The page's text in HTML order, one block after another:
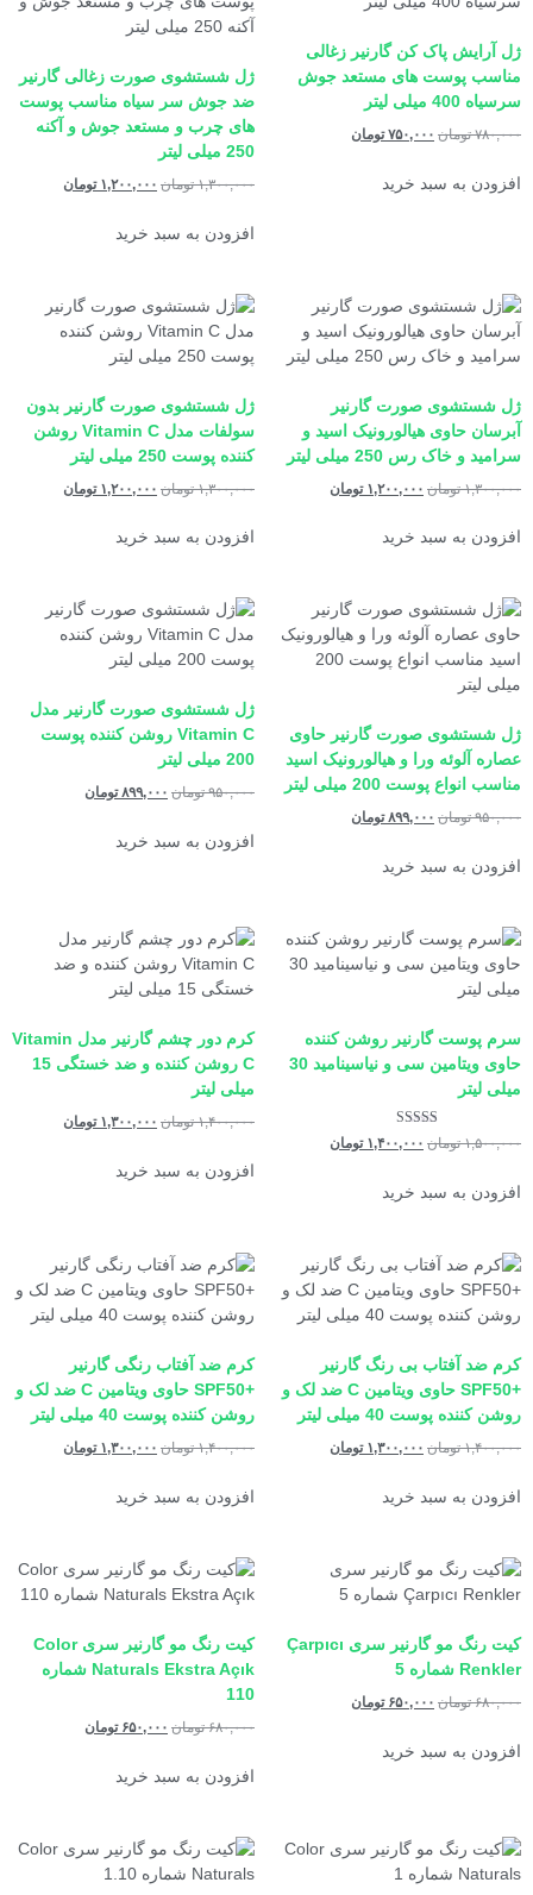
ژل آرایش پاک کن گارنیر زغالی
مناسب پوست های مستعد جوش
سرسیاه 400 میلی لیتر
۷۸۰,۰۰۰ تومان ۷۵۰,۰۰۰ تومان
افزودن به سبد خرید
ژل شستشوی صورت زغالی گارنیر
ضد جوش سر سیاه مناسب پوست
های چرب و مستعد جوش و آکنه
250 میلی لیتر
۱,۳۰۰,۰۰۰ تومان ۱,۲۰۰,۰۰۰ تومان
افزودن به سبد خرید
ژل شستشوی صورت گارنیر
آبرسان حاوی هیالورونیک اسید و
سرامید و خاک رس 250 میلی لیتر
۱,۳۰۰,۰۰۰ تومان ۱,۲۰۰,۰۰۰ تومان
افزودن به سبد خرید
ژل شستشوی صورت گارنیر بدون
سولفات مدل Vitamin C روشن
کننده پوست 250 میلی لیتر
۱,۳۰۰,۰۰۰ تومان ۱,۲۰۰,۰۰۰ تومان
افزودن به سبد خرید
ژل شستشوی صورت گارنیر حاوی
عصاره آلوئه ورا و هیالورونیک اسید
مناسب انواع پوست 200 میلی لیتر
۹۵۰,۰۰۰ تومان ۸۹۹,۰۰۰ تومان
افزودن به سبد خرید
ژل شستشوی صورت گارنیر مدل
Vitamin C روشن کننده پوست
200 میلی لیتر
۹۵۰,۰۰۰ تومان ۸۹۹,۰۰۰ تومان
افزودن به سبد خرید
سرم پوست گارنیر روشن کننده
حاوی ویتامین سی و نیاسینامید 30
میلی لیتر
نمره
5.00
۱,۵۰۰,۰۰۰ تومان ۱,۴۰۰,۰۰۰ تومان
افزودن به سبد خرید
کرم دور چشم گارنیر مدل Vitamin
C روشن کننده و ضد خستگی 15
میلی لیتر
۱,۴۰۰,۰۰۰ تومان ۱,۳۰۰,۰۰۰ تومان
افزودن به سبد خرید
کرم ضد آفتاب بی رنگ گارنیر
+SPF50 حاوی ویتامین C ضد لک و
روشن کننده پوست 40 میلی لیتر
۱,۴۰۰,۰۰۰ تومان ۱,۳۰۰,۰۰۰ تومان
افزودن به سبد خرید
کرم ضد آفتاب رنگی گارنیر
+SPF50 حاوی ویتامین C ضد لک و
روشن کننده پوست 40 میلی لیتر
۱,۴۰۰,۰۰۰ تومان ۱,۳۰۰,۰۰۰ تومان
افزودن به سبد خرید
کیت رنگ مو گارنیر سری Çarpıcı
Renkler شماره 5
۶۸۰,۰۰۰ تومان ۶۵۰,۰۰۰ تومان
افزودن به سبد خرید
کیت رنگ مو گارنیر سری Color
Naturals Ekstra Açık شماره
110
۶۸۰,۰۰۰ تومان ۶۵۰,۰۰۰ تومان
افزودن به سبد خرید